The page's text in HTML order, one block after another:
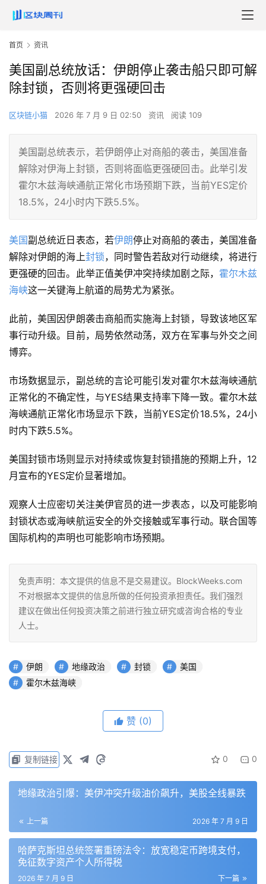
首页 资讯
美国副总统放话：伊朗停止袭击船只即可解
除封锁，否则将更强硬回击
区块链小猫 2026 年 7 月 9 日 02:50 资讯 阅读 109
美国副总统表示，若伊朗停止对商船的袭击，美国准备
解除对伊海上封锁，否则将面临更强硬回击。此举引发
霍尔木兹海峡通航正常化市场预期下跌，当前YES定价
18.5%，24小时内下跌5.5%。
美国副总统近日表态，若伊朗停止对商船的袭击，美国准备
解除对伊朗的海上封锁，同时警告若敌对行动继续，将进行
更强硬的回击。此举正值美伊冲突持续加剧之际， 霍尔木兹
海峡这一关键海上航道的局势尤为紧张。
此前，美国因伊朗袭击商船而实施海上封锁，导致该地区军
事行动升级。目前，局势依然动荡，双方在军事与外交之间
博弈。
市场数据显示，副总统的言论可能引发对霍尔木兹海峡通航
正常化的不确定性，与YES结果支持率下降一致。霍尔木兹
海峡通航正常化市场显示下跌，当前YES定价18.5%，24小
时内下跌5.5%。
美国封锁市场则显示对持续或恢复封锁措施的预期上升，12
月宣布的YES定价显著增加。
观察人士应密切关注美伊官员的进一步表态，以及可能影响
封锁状态或海峡航运安全的外交接触或军事行动。联合国等
国际机构的声明也可能影响市场预期。
免责声明：本文提供的信息不是交易建议。BlockWeeks.com
不对根据本文提供的信息所做的任何投资承担责任。我们强烈
建议在做出任何投资决策之前进行独立研究或咨询合格的专业
人士。
伊朗 地缘政治 封锁
美国
霍尔木兹海峡
赞 (0)
0 0
复制链接
地缘政治引爆：美伊冲突升级油价飙升，美股全线暴跌
上一篇 2026 年 7 月 9 日
哈萨克斯坦总统签署重磅法令：放宽稳定币跨境支付，
免征数字资产个人所得税
下一篇
2026 年 7 月 9 日